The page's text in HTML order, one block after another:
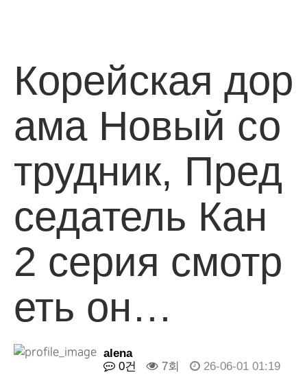
Корейская дор
ама Новый со
трудник, Пред
седатель Кан
2 серия смотр
еть он…
alena
0건
7회 26-06-01 01:19